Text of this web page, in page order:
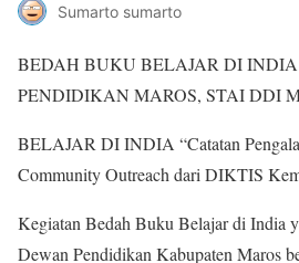
Sumarto sumarto
BEDAH BUKU BELAJAR DI
PENDIDIKAN MAROS, STAI DDI
BELAJAR DI INDIA “Catatan
Community Outreach dari DIKTIS
Kegiatan Bedah Buku Belajar di India
Dewan Pendidikan Kabupaten Maros